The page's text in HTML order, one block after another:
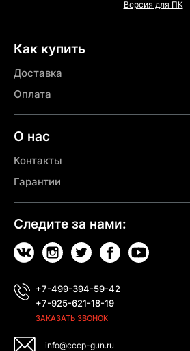
Версия для ПК
Как купить
Доставка
Оплата
О нас
Контакты
Гарантии
Следите за нами:
+7-499-394-59-42
+7-925-621-18-19
ЗАКАЗАТЬ ЗВОНОК
info@cccp-gun.ru